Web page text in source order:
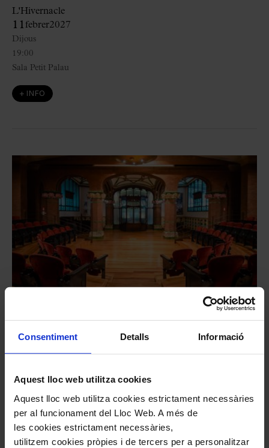
Consentiment Detalls Informació
Aquest lloc web utilitza cookies
Aquest lloc web utilitza cookies estrictament necessàries
per al funcionament del Lloc Web. A més de
les cookies estrictament necessàries,
utilitzem cookies pròpies i de tercers per a personalitzar
L'Hivernacle
11 febrer2027
19:00
Dijous
Sala Petit Palau
+ INFO
Audicions íntimes: Josep
Colom
22
Dilluns